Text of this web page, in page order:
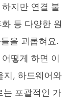
지만 연결 불
등 다양한 원
을 괴롭혀요.
떻게 하면 이
지, 하드웨어와
는 포괄적인 가